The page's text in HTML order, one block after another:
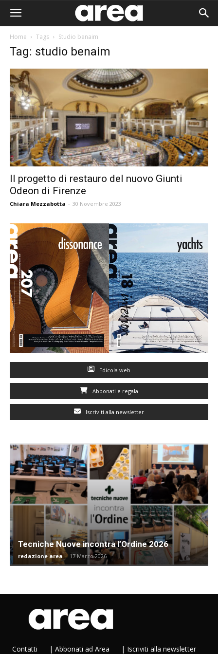
Home Tags Studio benaim
Tag: studio benaim
Il progetto di restauro del nuovo Giunti
Odeon di Firenze
Chiara Mezzabotta - 30 Novembre 2023
Edicola web
Abbonati e regala
Iscriviti alla newsletter
Tecniche Nuove incontra l’Ordine 2026
redazione area - 17 Marzo 2026
Contatti | Abbonati ad Area | Iscriviti alla newsletter